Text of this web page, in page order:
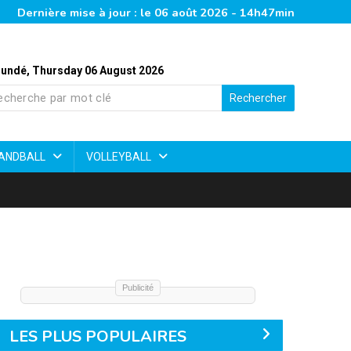
Dernière mise à jour : le 06 août 2026 - 14h47min
Thursday 06 August 2026
Rechercher
VOLLEYBALL
Publicité
LES PLUS POPULAIRES